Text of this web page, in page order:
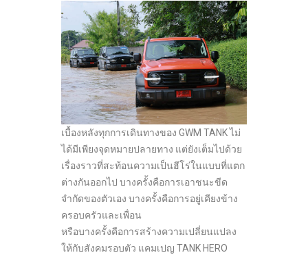
เบื้องหลังทุกการเดินทางของ GWM TANK ไม่
ได้มีเพียงจุดหมายปลายทาง แต่ยังเต็มไปด้วย
เรื่องราวที่สะท้อนความเป็นฮีโร่ในแบบที่แตก
ต่างกันออกไป บางครั้งคือการเอาชนะขีด
จำกัดของตัวเอง บางครั้งคือการอยู่เคียงข้าง
ครอบครัวและเพื่อน
หรือบางครั้งคือการสร้างความเปลี่ยนแปลง
ให้กับสังคมรอบตัว แคมเปญ TANK HERO